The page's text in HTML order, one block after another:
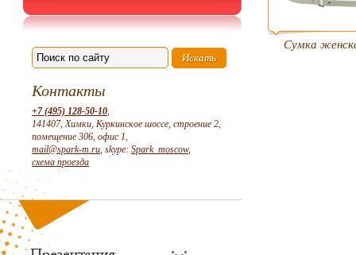
Контакты
+7 (495) 128-50-10,
141407, Химки, Куркинское шоссе, строение 2,
помещение 306, офис 1,
mail@spark-m.ru, skype: Spark_moscow,
схема проезда
Сумка